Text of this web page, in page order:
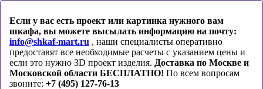
Если у вас есть проект или картинка нужного вам
шкафа, вы можете высылать информацию на почту:
info@shkaf-mart.ru , наши специалисты оперативно
предоставят все необходимые расчеты с указанием цены и
если это нужно 3D проект изделия. Доставка по Москве и
Московской области БЕСПЛАТНО! По всем вопросам
звоните: +7 (495) 127-76-13